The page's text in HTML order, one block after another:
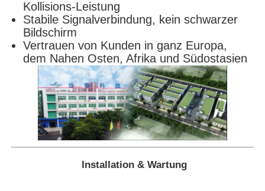
Kollisions-Leistung
Stabile Signalverbindung, kein schwarzer
Bildschirm
Vertrauen von Kunden in ganz Europa,
dem Nahen Osten, Afrika und Südostasien
Installation & Wartung